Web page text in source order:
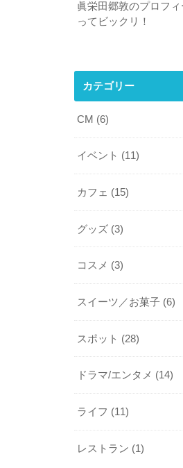
眞栄田郷敦のプロフ
ってビックリ！
カテゴリー
CM (6)
イベント (11)
カフェ (15)
グッズ (3)
コスメ (3)
スイーツ／お菓子 (6)
スポット (28)
ドラマ/エンタメ (14)
ライフ (11)
レストラン (1)